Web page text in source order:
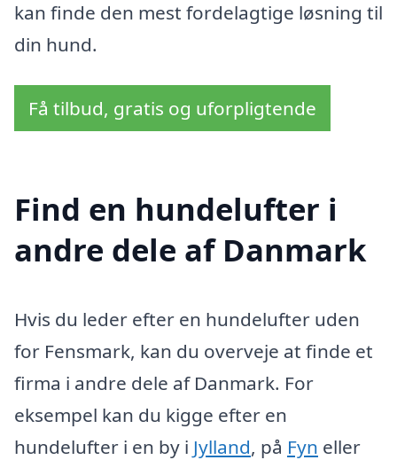
kan finde den mest fordelagtige løsning til
din hund.
Få tilbud, gratis og uforpligtende
Find en hundelufter i
andre dele af Danmark
Hvis du leder efter en hundelufter uden
for Fensmark, kan du overveje at finde et
firma i andre dele af Danmark. For
eksempel kan du kigge efter en
hundelufter i en by i Jylland, på Fyn eller